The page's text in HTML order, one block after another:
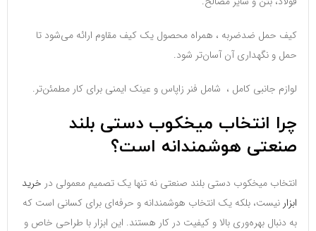
کیف حمل ضدضربه ، همراه محصول یک کیف مقاوم ارائه می‌شود تا
حمل و نگهداری آن آسان‌تر شود.
لوازم جانبی کامل ، شامل فنر زاپاس و عینک ایمنی برای کار مطمئن‌تر.
چرا انتخاب میخکوب دستی بلند
صنعتی هوشمندانه است؟
انتخاب میخکوب دستی بلند صنعتی نه تنها یک تصمیم معمولی در خرید
ابزار نیست، بلکه یک انتخاب هوشمندانه و حرفه‌ای برای کسانی است که
به دنبال بهره‌وری بالا و کیفیت در کار هستند. این ابزار با طراحی خاص و